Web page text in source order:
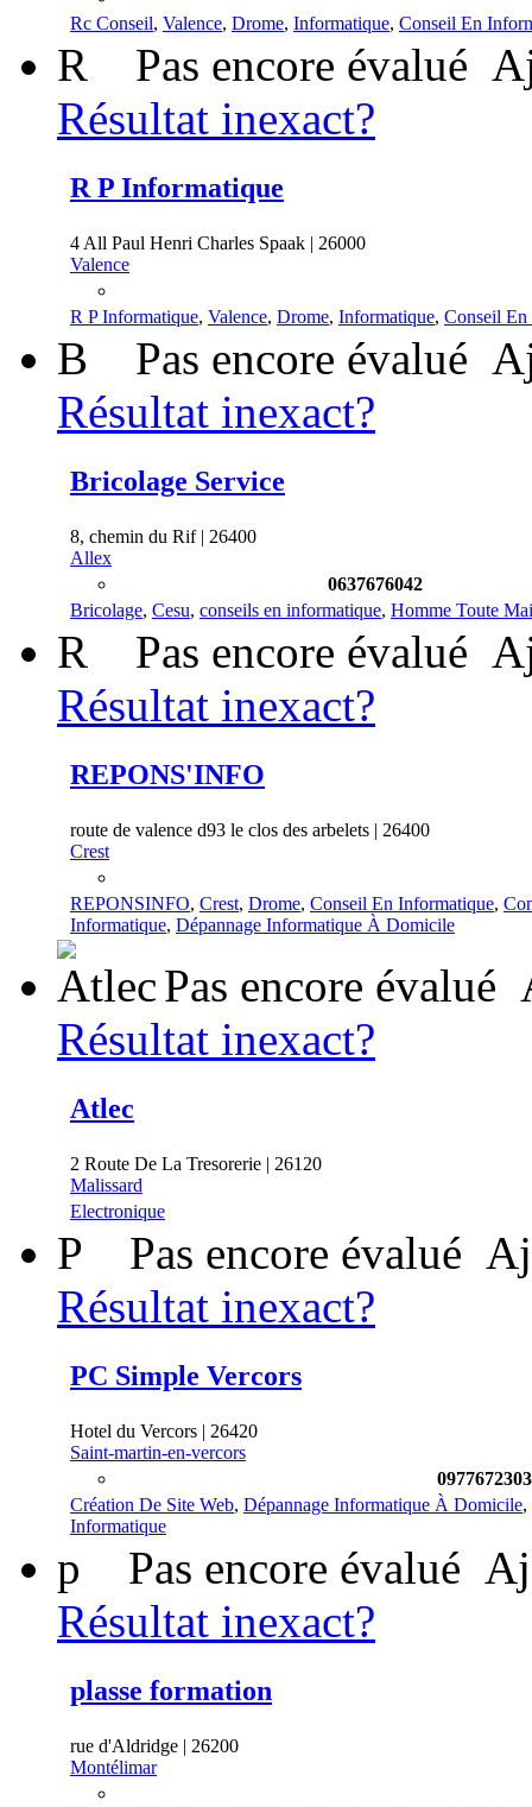
Rc Conseil, Valence, Drome, Informatique, Conseil En
R Pas encore évalué
Résultat inexact?
R P Informatique
4 All Paul Henri Charles Spaak | 26000
Valence
R P Informatique, Valence, Drome, Informatique, Conseil
B Pas encore évalué
Résultat inexact?
Bricolage Service
8, chemin du Rif | 26400
Allex
0637676042
Bricolage, Cesu, conseils en informatique, Homme Toute
R Pas encore évalué
Résultat inexact?
REPONS'INFO
route de valence d93 le clos des arbelets | 26400
Crest
REPONSINFO, Crest, Drome, Conseil En Informatique,
Informatique, Dépannage Informatique À Domicile
Pas encore évalué
Résultat inexact?
Atlec
2 Route De La Tresorerie | 26120
Malissard
Electronique
P Pas encore évalué
Résultat inexact?
PC Simple Vercors
Hotel du Vercors | 26420
Saint-martin-en-vercors
0977672303
Création De Site Web, Dépannage Informatique À Domicile,
Informatique
p Pas encore évalué
Résultat inexact?
plasse formation
rue d'Aldridge | 26200
Montélimar